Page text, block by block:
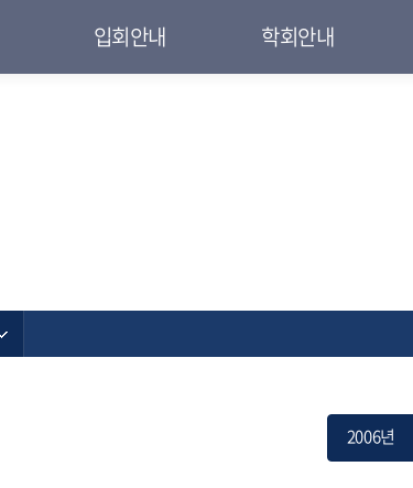
입회안내 학회안내
2006년